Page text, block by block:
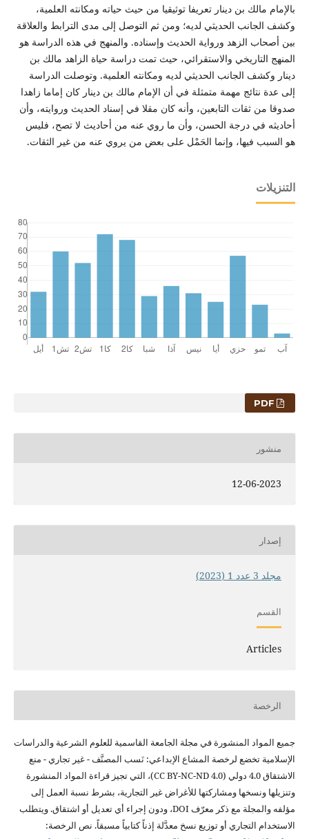
بالإمام مالك بن دينار تعريفا توثيقيا من حيث حياته ومكانته العلمية،
وكشف الجانب الحديثي لديه؛ ومن ثم التوصل إلى مدى الترابط والعلاقة
بين أصحاب الزهد ورواية الحديث وإسناده. والمنهج في هذه الدراسة هو
المنهج التاريخي والاستقرائي، حيث تمت دراسة حياة الزاهد مالك بن
دينار وكشف الجانب الحديثي لديه ومكانته العلمية. وتوصلت الدراسة
إلى عدة نتائج مهمة متمثلة في أن الإمام مالك بن دينار كان إماما زاهدا
صدوقا من ثقات التابعين، وأنه كان مقلا في إسناد الحديث وروايته، وأن
أحاديثه في درجة الحسن، وأن ما روي عنه من أحاديث لا تصح، فليس
هو السبب فيها، وإنما الحَمْل على بعض من يروي عنه من غير الثقات.
التنزيلات
PDF
منشور
12-06-2023
إصدار
مجلد 3 عدد 1 (2023)
القسم
Articles
الرخصة
جميع المواد المنشورة في مجلة الجامعة القاسمية للعلوم الشرعية والدراسات
الإسلامية تخضع لرخصة المشاع الإبداعي: نَسب المصنَّف - غير تجاري - منع
الاشتقاق 4.0 دولي
(CC BY-NC-ND 4.0)، التي تجيز قراءة المواد المنشورة
وتنزيلها ونسخها ومشاركتها للأغراض غير التجارية، بشرط نسبة العمل إلى
مؤلفه والمجلة مع ذكر معرّف DOI، ودون إجراء أي تعديل أو اشتقاق. ويتطلب
الاستخدام التجاري أو توزيع نسخ معدَّلة إذناً كتابياً مسبقاً. نص الرخصة: